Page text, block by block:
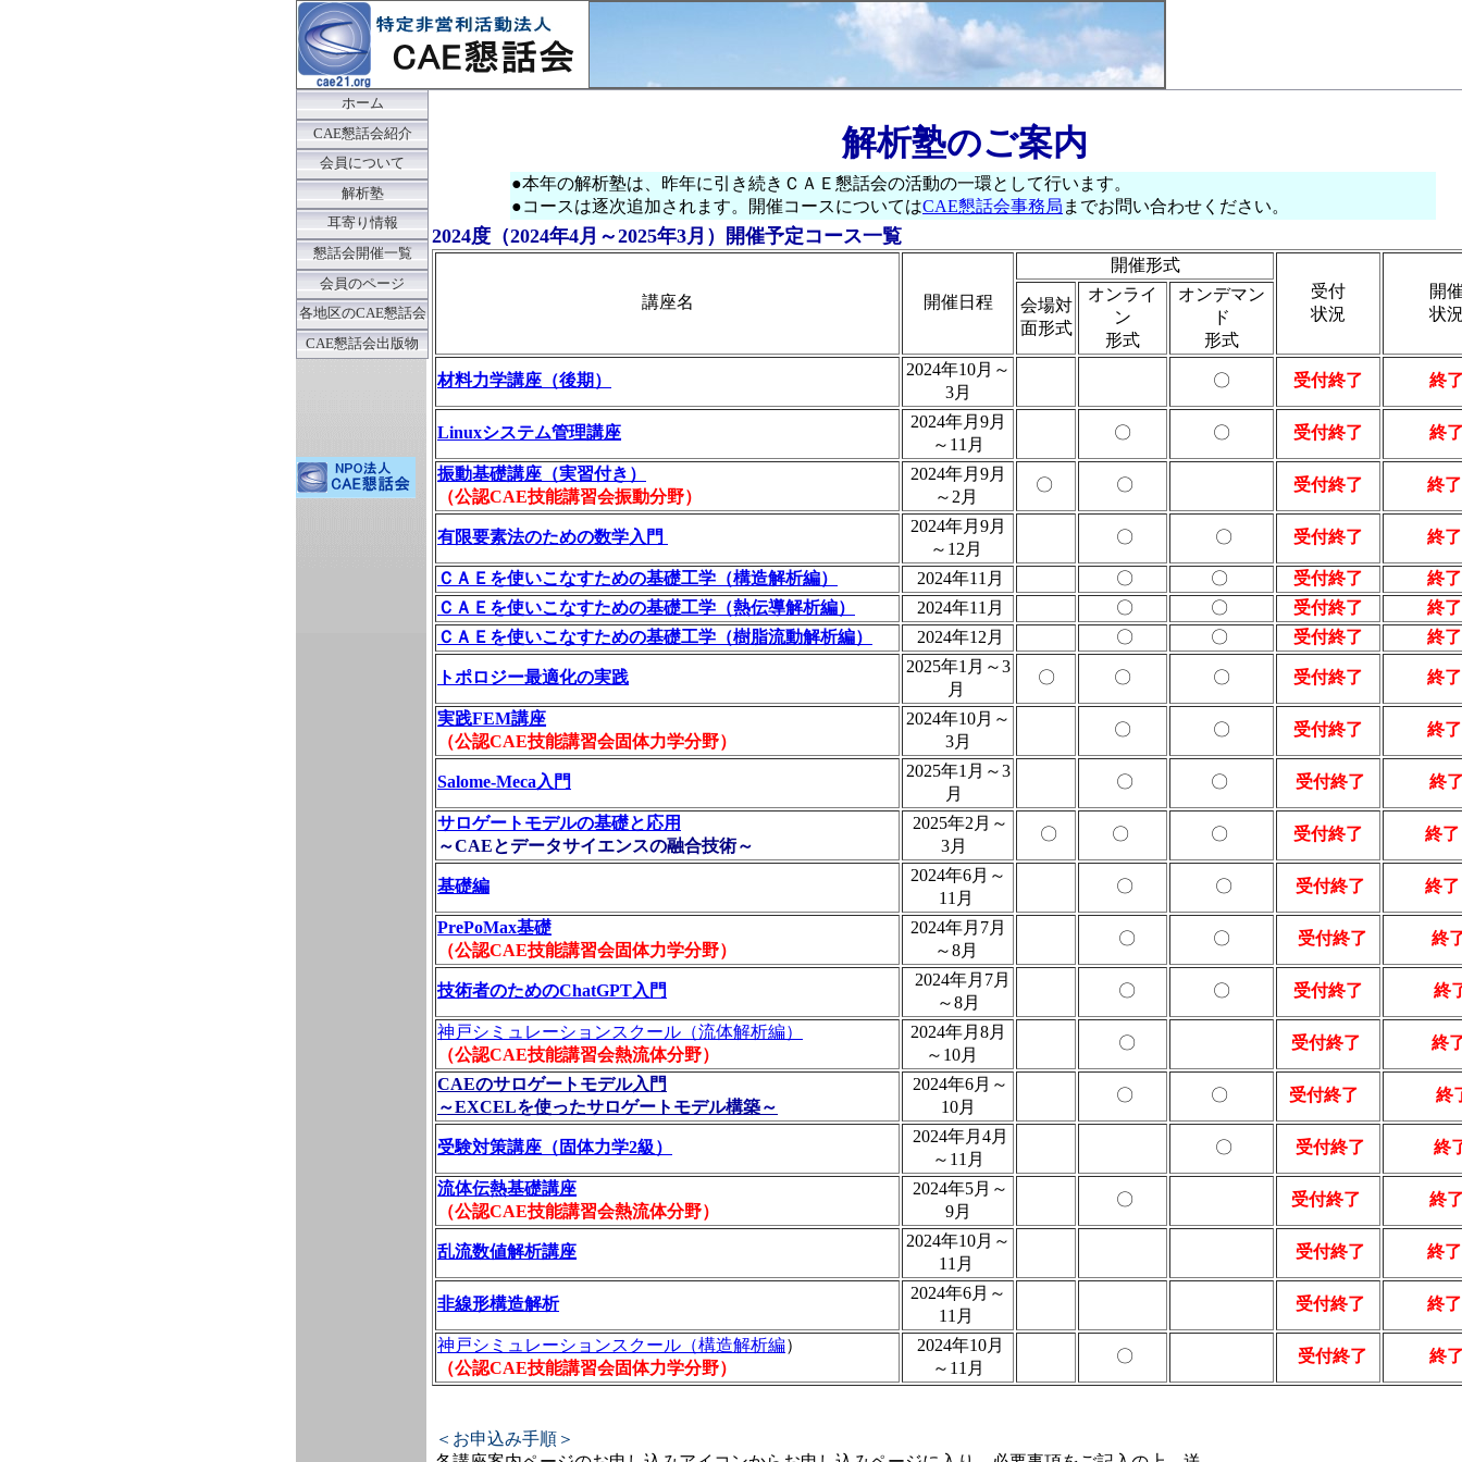
ホーム
CAE懇話会紹介
会員について
解析塾
耳寄り情報
懇話会開催一覧
会員のページ
各地区のCAE懇話会
CAE懇話会出版物
解析塾のご案内
●本年の解析塾は、昨年に引き続きＣＡＥ懇話会の活動の一環として行います。
●コースは逐次追加されます。開催コースについてはCAE懇話会事務局 までお問い合わせください。
2024度（2024年4月～2025年3月）開催予定コース一覧
講座名 開催日程
開催形式
受付
状況
開
状
会場対
面形式
オンライ
ン
形式
オンデマン
ド
形式
材料力学講座（後期）
2024年10月～
3月
〇 受付終了 終
Linuxシステム管理講座
2024年月9月
～11月
〇 〇 受付終了 終
振動基礎講座（実習付き）
（公認CAE技能講習会振動分野）
2024年月9月
～2月
〇 〇 受付終了 終了
有限要素法のための数学入門
2024年月9月
～12月
〇 〇 受付終了 終了
ＣＡＥを使いこなすための基礎工学（構造解析編） 2024年11月 〇 〇 受付終了
終了
ＣＡＥを使いこなすための基礎工学（熱伝導解析編）
2024年11月 〇 〇 受付終了
終了
ＣＡＥを使いこなすための基礎工学（樹脂流動解析編）
2024年12月 〇 〇 受付終了 終了
トポロジー最適化の実践
2025年1月～3
月
〇 〇 〇 受付終了 終了
実践FEM講座
（公認CAE技能講習会固体力学分野）
2024年10月～
3月
〇 〇 受付終了 終了
Salome-Meca入門
2025年1月～3
月
〇 〇 受付終了 終
サロゲートモデルの基礎と応用
～CAEとデータサイエンスの融合技術～
2025年2月～
3月
〇 〇 〇 受付終了 終了
基礎編
2024年6月～
11月
〇 〇 受付終了 終了
PrePoMax基礎
（公認CAE技能講習会固体力学分野）
2024年月7月
～8月
〇 〇 受付終了 終
技術者のためのChatGPT入門
2024年月7月
～8月
〇 〇 受付終了 終
神戸シミュレーションスクール（流体解析編）
（公認CAE技能講習会熱流体分野）
2024年月8月
～10月
〇 受付終了 終
CAEのサロゲートモデル入門
～EXCELを使ったサロゲートモデル構築～
2024年6月～
10月
〇 〇 受付終了 終
受験対策講座（固体力学2級）
2024年月4月
～11月
〇 受付終了 終
流体伝熱基礎講座
（公認CAE技能講習会熱流体分野）
2024年5月～
9月
〇 受付終了 終
乱流数値解析講座
2024年10月～
11月
受付終了 終了
非線形構造解析
2024年6月～
11月
受付終了 終了
神戸シミュレーションスクール（構造解析編）
（公認CAE技能講習会固体力学分野）
2024年10月
～11月
〇 受付終了 終
＜お申込み手順＞